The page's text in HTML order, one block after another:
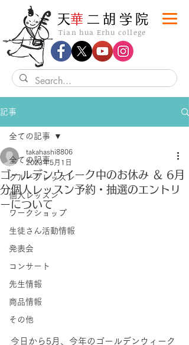
Tian hua Erhu college
​天華 二胡学院
記事
全ての記事
グループレッスン
個人レッスン
ワークショップ
生徒さん活動情報
発表会
コンサート
先生情報
商品情報
その他
全ての記事
ゴールデンウイーク中のお休み ＆ 6月
分個人レッスン予約・抽選のエントリ
ーについて
takahashi8806
2023年5月1日
今日から5月、今年のゴールデンウィーク